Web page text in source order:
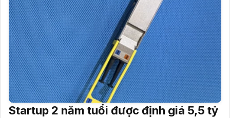
Startup 2 năm tuổi được định giá 5,5 tỷ